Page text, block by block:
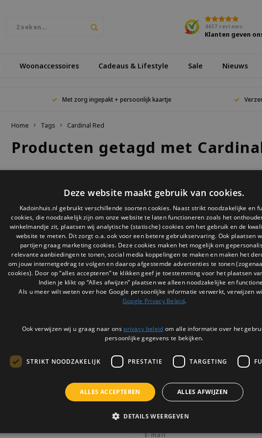
4437reviews
Klanten geven
Woonaccessoires Cadeaus & Lifestyle Sale Nieuws
Met zorg ingepakt + persoonlijk kaartje
Home Tags Cardinal Red
Producten getagd met
Geen producten gevonden!...
Nieuwsbrief
Ontvang de laatste updates, nieuws en
via email
Deze website maakt gebruik van cookies.
Kadoinhuis.nl gebruikt verschillende soorten cookies. Naast strikt noodzakelijke en
cookies, die noodzakelijk zijn om onze website te laten functioneren zoals het
winkelmandje zit, plaatsen wij analytische (statische) cookies om het gebruik en de
website te meten. Dit zorgt o.a. ook voor een betere gebruikservaring. Ook plaatsen
partijen graag marketing cookies. Deze cookies maken het mogelijk om
relevante aanbiedingen te tonen, social media koppelingen te maken en maken het
om jouw internetgedrag te volgen en daarop afgestemde advertenties te tonen
cookies). Door op “alles accepteren” te klikken geef je toestemming voor het plaatsen
Indien je klikt op “Alles afwijzen” plaatsen we alleen noodzakelijke en
Als u meer wilt weten over hoe Google persoonlijke informatie verwerkt, verwijzen
Google Privacy Beleid.
Ook verwijzen wij u graag naar ons privacy beleid om alle informatie over het
persoonlijke gegevens te bekijken.
STRIKT NOODZAKELIJK PRESTATIE TARGETING
ALLES ACCEPTEREN ALLES AFWIJZEN
DETAILS WEERGEVEN